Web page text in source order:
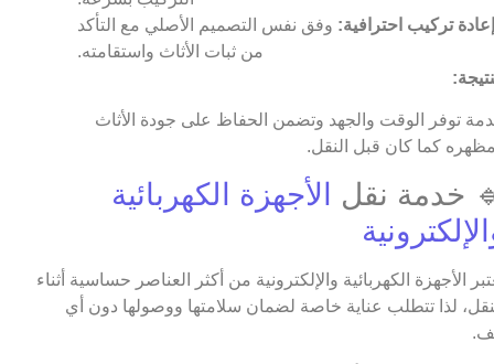
إعادة تركيب احترافية: وفق نفس التصميم الأصلي مع التأكد
من ثبات الأثاث واستقامته.
توفر الوقت والجهد وتضمن الحفاظ على جودة الأثاث
كما كان قبل النقل.
خدمة نقل
الأجهزة الكهربائية
الأجهزة الكهربائية والإلكترونية من أكثر العناصر حساسية أثناء
لذا تتطلب عناية خاصة لضمان سلامتها ووصولها دون أي